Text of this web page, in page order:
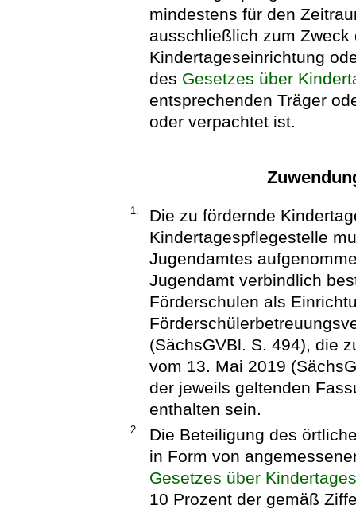
mindestens für den
ausschließlich zum Zweck
Kindertageseinrichtung
des Gesetzes über
entsprechenden Träger
oder verpachtet ist.
1.
Die zu fördernde
Kindertagespflegestelle
Jugendamtes
Jugendamt verbindlich
Förderschulen als
(SächsGVBl. S. 494), die
vom 13. Mai 2019
der jeweils geltenden
enthalten sein.
2.
Die Beteiligung des
in Form von
Gesetzes über
10 Prozent der gemäß